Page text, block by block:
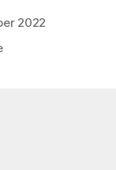
2022
zu